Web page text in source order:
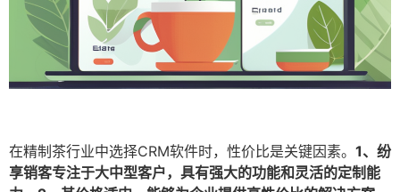
在精制茶行业中选择CRM软件时，性价比是关键因素。 1、纷
享销客专注于大中型客户，具有强大的功能和灵活的定制能